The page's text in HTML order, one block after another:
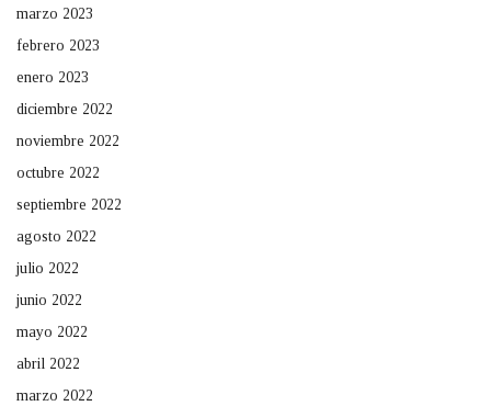
marzo 2023
febrero 2023
enero 2023
diciembre 2022
noviembre 2022
octubre 2022
septiembre 2022
agosto 2022
julio 2022
junio 2022
mayo 2022
abril 2022
marzo 2022